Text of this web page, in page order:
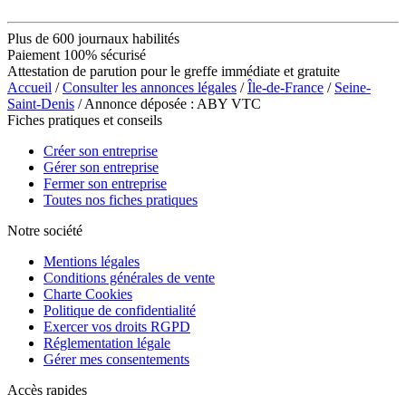
Plus de 600 journaux habilités
Paiement 100% sécurisé
Attestation de parution pour le greffe immédiate et gratuite
Accueil /Consulter les annonces légales /Île-de-France / Seine-
Saint-Denis / Annonce déposée : ABY VTC
Fiches pratiques et conseils
Créer son entreprise
Gérer son entreprise
Fermer son entreprise
Toutes nos fiches pratiques
Notre société
Mentions légales
Conditions générales de vente
Charte Cookies
Politique de confidentialité
Exercer vos droits RGPD
Réglementation légale
Gérer mes consentements
Accès rapides